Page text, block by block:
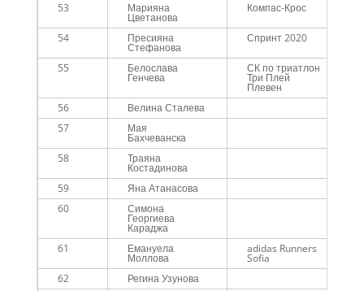
53 Марияна
Цветанова
Компас-Крос
54 Пресияна
Стефанова
Спринт 2020
55 Белослава
Генчева
СК по триатлон
Три Плей
Плевен
56 Велина Сталева
57
Мая
Бахчеванска
58 Траяна
Костадинова
59 Яна Атанасова
60
Симона
Георгиева
Караджа
61 Емануела
Моллова
adidas Runners
Sofia
62 Регина Узунова